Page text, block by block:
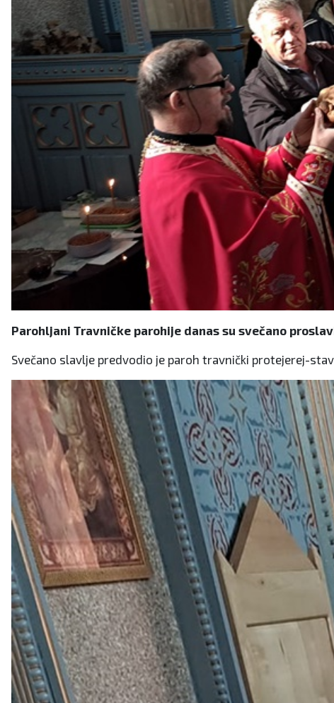
Parohljani Travničke parohije danas su svečano
Svečano slavlje predvodio je paroh travnički protejerej-